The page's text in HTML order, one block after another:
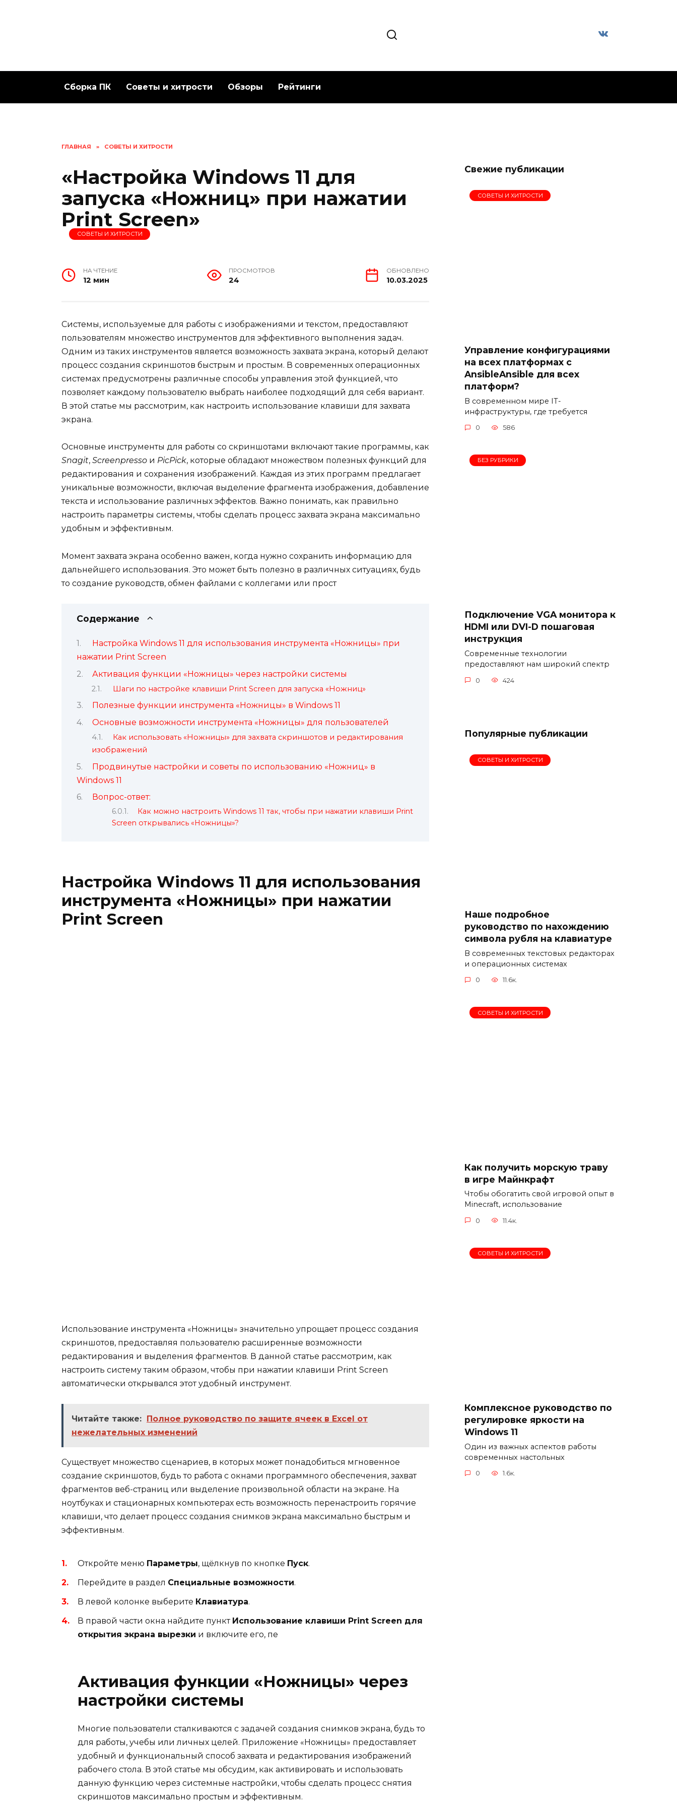
Сборка ПК Советы и хитрости Обзоры Рейтинги
ГЛАВНАЯ » СОВЕТЫ И ХИТРОСТИ
«Настройка Windows 11 для
запуска «Ножниц» при нажатии
Print Screen»
СОВЕТЫ И ХИТРОСТИ
НА ЧТЕНИЕ
12 мин
ПРОСМОТРОВ
24
ОБНОВЛЕНО
10.03.2025
Системы, используемые для работы с изображениями и текстом, предоставляют
пользователям множество инструментов для эффективного выполнения задач.
Одним из таких инструментов является возможность захвата экрана, который делают
процесс создания скриншотов быстрым и простым. В современных операционных
системах предусмотрены различные способы управления этой функцией, что
позволяет каждому пользователю выбрать наиболее подходящий для себя вариант.
В этой статье мы рассмотрим, как настроить использование клавиши для захвата
экрана.
Основные инструменты для работы со скриншотами включают такие программы, как
Snagit, Screenpresso и PicPick, которые обладают множеством полезных функций для
редактирования и сохранения изображений. Каждая из этих программ предлагает
уникальные возможности, включая выделение фрагмента изображения, добавление
текста и использование различных эффектов. Важно понимать, как правильно
настроить параметры системы, чтобы сделать процесс захвата экрана максимально
удобным и эффективным.
Момент захвата экрана особенно важен, когда нужно сохранить информацию для
дальнейшего использования. Это может быть полезно в различных ситуациях, будь
то создание руководств, обмен файлами с коллегами или прост
Содержание
Настройка Windows 11 для использования инструмента «Ножницы» при
нажатии Print Screen
Активация функции «Ножницы» через настройки системы
Шаги по настройке клавиши Print Screen для запуска «Ножниц»
Полезные функции инструмента «Ножницы» в Windows 11
Основные возможности инструмента «Ножницы» для пользователей
Как использовать «Ножницы» для захвата скриншотов и редактирования
изображений
Продвинутые настройки и советы по использованию «Ножниц» в
Windows 11
Вопрос-ответ:
Как можно настроить Windows 11 так, чтобы при нажатии клавиши Print
Screen открывались «Ножницы»?
Настройка Windows 11 для использования
инструмента «Ножницы» при нажатии
Print Screen
Использование инструмента «Ножницы» значительно упрощает процесс создания
скриншотов, предоставляя пользователю расширенные возможности
редактирования и выделения фрагментов. В данной статье рассмотрим, как
настроить систему таким образом, чтобы при нажатии клавиши Print Screen
автоматически открывался этот удобный инструмент.
Читайте также:
Полное руководство по защите ячеек в Excel от
нежелательных изменений
Существует множество сценариев, в которых может понадобиться мгновенное
создание скриншотов, будь то работа с окнами программного обеспечения, захват
фрагментов веб-страниц или выделение произвольной области на экране. На
ноутбуках и стационарных компьютерах есть возможность перенастроить горячие
клавиши, что делает процесс создания снимков экрана максимально быстрым и
эффективным.
Откройте меню Параметры, щёлкнув по кнопке Пуск.
Перейдите в раздел Специальные возможности.
В левой колонке выберите Клавиатура.
В правой части окна найдите пункт Использование клавиши Print Screen для
открытия экрана вырезки и включите его, пе
Активация функции «Ножницы» через
настройки системы
Многие пользователи сталкиваются с задачей создания снимков экрана, будь то
для работы, учебы или личных целей. Приложение «Ножницы» предоставляет
удобный и функциональный способ захвата и редактирования изображений
рабочего стола. В этой статье мы обсудим, как активировать и использовать
данную функцию через системные настройки, чтобы сделать процесс снятия
скриншотов максимально простым и эффективным.
Свежие публикации
СОВЕТЫ И ХИТРОСТИ
Управление конфигурациями
на всех платформах с
AnsibleAnsible для всех
платформ?
В современном мире IT-
инфраструктуры, где требуется
0 586
БЕЗ РУБРИКИ
Подключение VGA монитора к
HDMI или DVI-D пошаговая
инструкция
Современные технологии
предоставляют нам широкий спектр
0 424
Популярные публикации
СОВЕТЫ И ХИТРОСТИ
Наше подробное
руководство по нахождению
символа рубля на клавиатуре
В современных текстовых редакторах
и операционных системах
0 11.6к.
СОВЕТЫ И ХИТРОСТИ
Как получить морскую траву
в игре Майнкрафт
Чтобы обогатить свой игровой опыт в
Minecraft, использование
0 11.4к.
СОВЕТЫ И ХИТРОСТИ
Комплексное руководство по
регулировке яркости на
Windows 11
Один из важных аспектов работы
современных настольных
0 1.6к.